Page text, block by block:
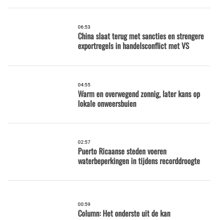
06:53
China slaat terug met sancties en strengere
exportregels in handelsconflict met VS
04:55
Warm en overwegend zonnig, later kans op
lokale onweersbuien
02:57
Puerto Ricaanse steden voeren
waterbeperkingen in tijdens recorddroogte
00:59
Column: Het onderste uit de kan